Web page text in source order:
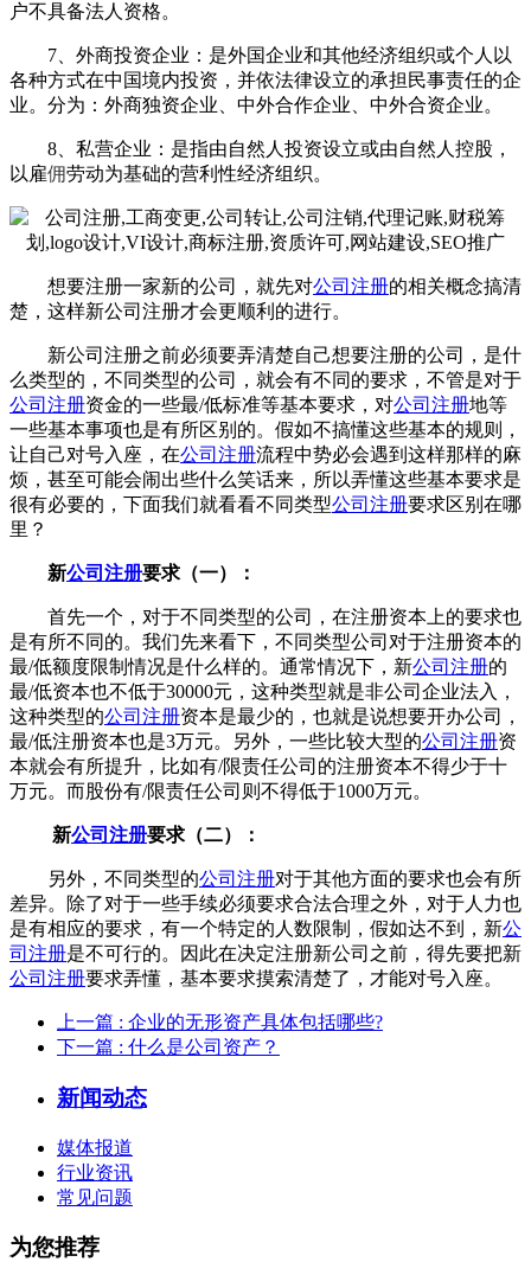
户不具备法人资格。
7、外商投资企业：是外国企业和其他经济组织或个人以
各种方式在中国境内投资，并依法律设立的承担民事责任的企
业。分为：外商独资企业、中外合作企业、中外合资企业。
8、私营企业：是指由自然人投资设立或由自然人控股，
以雇佣劳动为基础的营利性经济组织。
想要注册一家新的公司，就先对公司注册的相关概念搞清
楚，这样新公司注册才会更顺利的进行。
新公司注册之前必须要弄清楚自己想要注册的公司，是什
么类型的，不同类型的公司，就会有不同的要求，不管是对于
公司注册资金的一些最/低标准等基本要求，对公司注册地等
一些基本事项也是有所区别的。假如不搞懂这些基本的规则，
让自己对号入座，在公司注册流程中势必会遇到这样那样的麻
烦，甚至可能会闹出些什么笑话来，所以弄懂这些基本要求是
很有必要的，下面我们就看看不同类型公司注册要求区别在哪
里？
新公司注册要求（一）：
首先一个，对于不同类型的公司，在注册资本上的要求也
是有所不同的。我们先来看下，不同类型公司对于注册资本的
最/低额度限制情况是什么样的。通常情况下，新公司注册的
最/低资本也不低于30000元，这种类型就是非公司企业法入，
这种类型的公司注册资本是最少的，也就是说想要开办公司，
最/低注册资本也是3万元。另外，一些比较大型的公司注册资
本就会有所提升，比如有/限责任公司的注册资本不得少于十
万元。而股份有/限责任公司则不得低于1000万元。
新公司注册要求（二）：
另外，不同类型的公司注册对于其他方面的要求也会有所
差异。除了对于一些手续必须要求合法合理之外，对于人力也
是有相应的要求，有一个特定的人数限制，假如达不到，新公
司注册是不可行的。因此在决定注册新公司之前，得先要把新
公司注册要求弄懂，基本要求摸索清楚了，才能对号入座。
上一篇 : 企业的无形资产具体包括哪些?
下一篇 : 什么是公司资产？
新闻动态
媒体报道
行业资讯
常见问题
为您推荐